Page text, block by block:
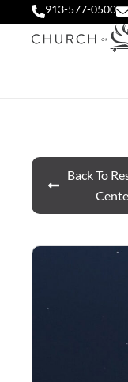
913-577-0500
Back To